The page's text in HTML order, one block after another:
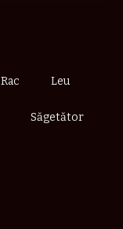
Rac Leu
Săgetător